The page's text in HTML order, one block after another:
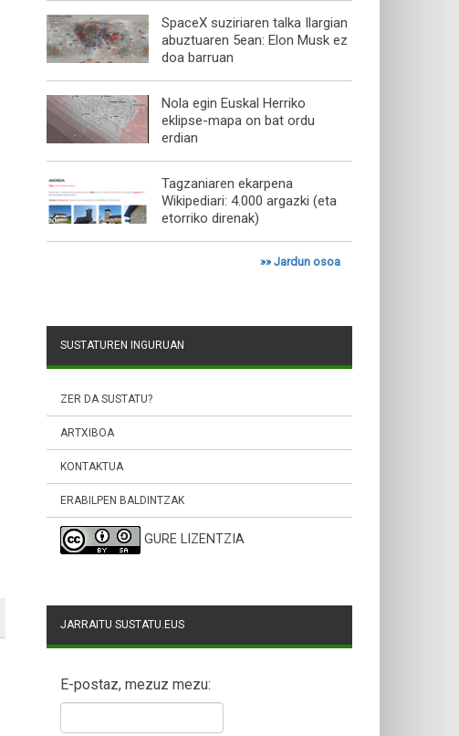
SpaceX suziriaren talka Ilargian
abuztuaren 5ean: Elon Musk ez
doa barruan
Nola egin Euskal Herriko
eklipse-mapa on bat ordu
erdian
Tagzaniaren ekarpena
Wikipediari: 4.000 argazki (eta
etorriko direnak)
»»Jardun osoa
SUSTATUREN INGURUAN
ZER DA SUSTATU?
ARTXIBOA
KONTAKTUA
ERABILPEN BALDINTZAK
GURE LIZENTZIA
JARRAITU SUSTATU.EUS
E-postaz, mezuz mezu: